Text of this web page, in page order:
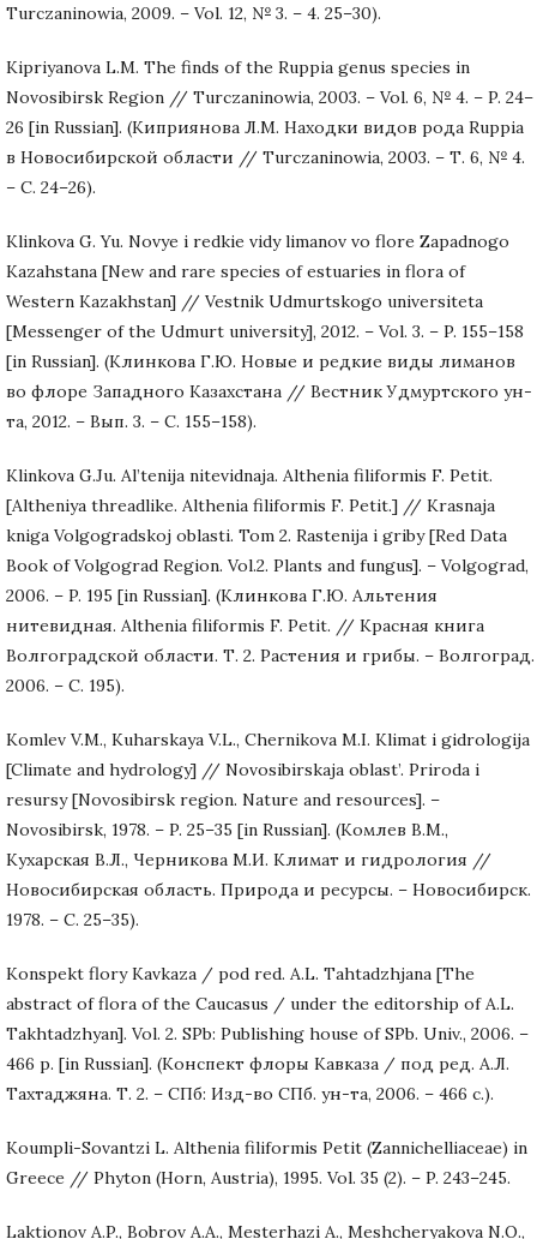
Turczaninowia, 2009. – Vol. 12, № 3. – 4. 25–30).
Kipriyanova L.M. The finds of the Ruppia genus species in
Novosibirsk Region // Turczaninowia, 2003. – Vol. 6, № 4. – P. 24–
26 [in Russian]. (Киприянова Л.М. Находки видов рода Ruppia
в Новосибирской области // Turczaninowia, 2003. – Т. 6, № 4.
– C. 24–26).
Klinkova G. Yu. Novye i redkie vidy limanov vo flore Zapadnogo
Kazahstana [New and rare species of estuaries in flora of
Western Kazakhstan] // Vestnik Udmurtskogo universiteta
[Messenger of the Udmurt university], 2012. – Vol. 3. – P. 155–158
[in Russian]. (Клинкова Г.Ю. Новые и редкие виды лиманов
во флоре Западного Казахстана // Вестник Удмуртского ун-
та, 2012. – Вып. 3. – С. 155–158).
Klinkova G.Ju. Al’tenija nitevidnaja. Althenia filiformis F. Petit.
[Altheniya threadlike. Althenia filiformis F. Petit.] // Krasnaja
kniga Volgogradskoj oblasti. Tom 2. Rastenija i griby [Red Data
Book of Volgograd Region. Vol.2. Plants and fungus]. – Volgograd,
2006. – P. 195 [in Russian]. (Клинкова Г.Ю. Альтения
нитевидная. Althenia filiformis F. Petit. // Красная книга
Волгоградской области. Т. 2. Растения и грибы. – Волгоград.
2006. – С. 195).
Komlev V.M., Kuharskaya V.L., Chernikova M.I. Klimat i gidrologija
[Climate and hydrology] // Novosibirskaja oblast’. Priroda i
resursy [Novosibirsk region. Nature and resources]. –
Novosibirsk, 1978. – P. 25–35 [in Russian]. (Комлев В.М.,
Кухарская В.Л., Черникова М.И. Климат и гидрология //
Новосибирская область. Природа и ресурсы. – Новосибирск.
1978. – С. 25–35).
Konspekt flory Kavkaza / pod red. A.L. Tahtadzhjana [The
abstract of flora of the Caucasus / under the editorship of A.L.
Takhtadzhyan]. Vol. 2. SPb: Publishing house of SPb. Univ., 2006. –
466 p. [in Russian]. (Конспект флоры Кавказа / под ред. А.Л.
Тахтаджяна. Т. 2. – СПб: Изд-во СПб. ун-та, 2006. – 466 с.).
Koumpli-Sovantzi L. Althenia filiformis Petit (Zannichelliaceae) in
Greece // Phyton (Horn, Austria), 1995. Vol. 35 (2). – P. 243–245.
Laktionov A.P., Bobrov A.A., Mesterhazi A., Meshcheryakova N.O.,